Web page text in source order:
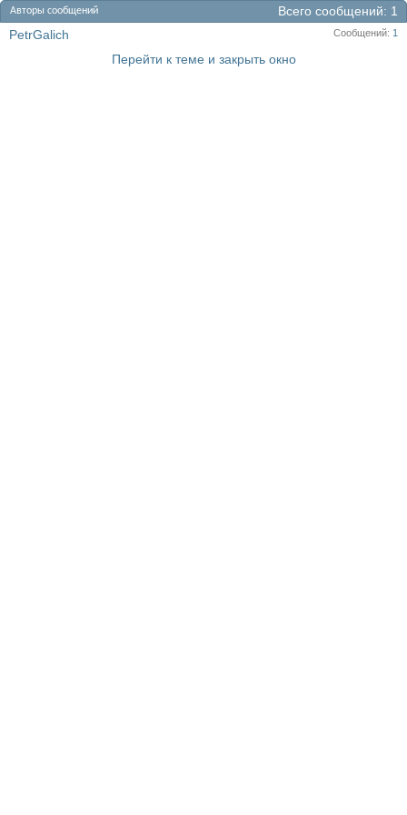
Всего сообщений 1
Авторы сообщений
Сообщений 1
PetrGalich
Перейти к теме и закрыть окно